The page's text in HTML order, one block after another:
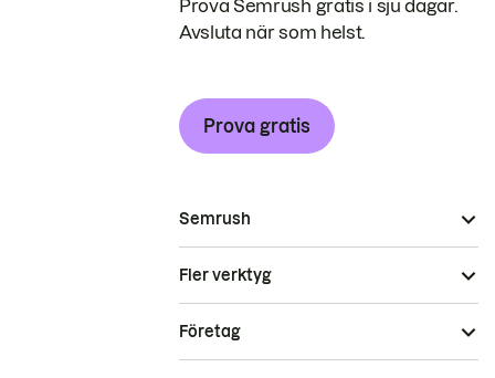
Prova Semrush gratis i sju dagar.
Avsluta när som helst.
Prova gratis
Semrush
Fler verktyg
Företag